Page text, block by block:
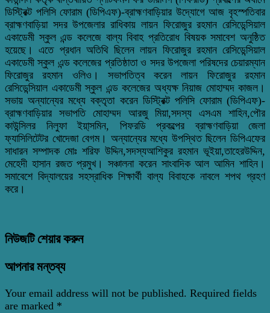
ডিস্ট্রিক্ট পলিসি ফোরাম (ডিপিএফ)-ব্রাহ্মণবাড়িয়ার উদ্যোগে আজ বৃহস্পতিবার
ব্রাহ্মণবাড়িয়া সদর উপজেলার রাধিকায় লায়ন ফিরোজুর রহমান রেসিডেন্সিয়াল
একাডেমী স্কুল ‌এন্ড কলেজে বাল্য বিবাহ প্রতিরোধ বিষয়ক সমাবেশ অনুষ্ঠিত
হয়েছে। এতে প্রধান অতিথি ছিলেন লায়ন ফিরোজুর রহমান রেসিডেন্সিয়াল
একাডেমী স্কুল এন্ড কলেজের প্রতিষ্ঠাতা ও সদর ‌উপজেলা পরিষদের চেয়ারম্যান
ফিরোজুর রহমান ওলিও। সভাপতিত্ব করেন লায়ন ফিরোজুর রহমান
রেসিডেন্সিয়াল একাডেমী স্কুল এন্ড কলেজের অধ্যক্ষ নিয়াজ মোহাম্মদ কাজল।
সভায় অন্যান্যের মধ্যে বক্তৃতা করেন ডিস্ট্রিক্ট পলিসি ফোরাম (ডিপিএফ)-
ব্রাহ্মণবাড়িয়ার সভাপতি মোহাম্মদ আরজু মিয়া,সদস্য এসএম শাহিন,পৌর
কাউন্সিলর নিলুফা ‌ইয়া্‌সমিন, পিফরডি প্রকল্পের ব্রাহ্মণবাড়িয়া জেলা
ফ্যাসিলিটেটর খোদেজা বেগম। অন্যান্যের মধ্যে উপস্থিত ছিলেন ডিপিএফের
সাধারন সম্পাদক মোঃ শরিফ উদ্দিন,সদস্যআশিকুর রহমান ভূইয়া,তাহেরউদ্দিন,
মেহেদী হাসান রজত প্রমুখ। সঞ্চালনা করেন সাংবাদিক আল আমিন শাহিন।
সমাবেশে বিদ্যালয়ের সহস্রাধিক শিক্ষার্থী বাল্য বিবাহকে নাবলে শপথ গ্রহণ
করে।
নিউজটি শেয়ার করুন
আপনার মন্তব্য
Your email address will not be published. Required fields
are marked *